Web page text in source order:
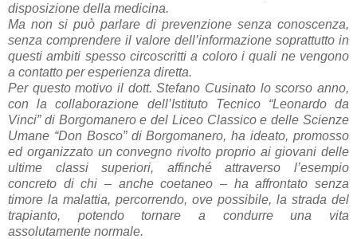
disposizione della medicina.
Ma non si può parlare di prevenzione senza conoscenza,
senza comprendere il valore dell’informazione soprattutto in
questi ambiti spesso circoscritti a coloro i quali ne vengono
a contatto per esperienza diretta.
Per questo motivo il dott. Stefano Cusinato lo scorso anno,
con la collaborazione dell’Istituto Tecnico “Leonardo da
Vinci” di Borgomanero e del Liceo Classico e delle Scienze
Umane “Don Bosco” di Borgomanero, ha ideato, promosso
ed organizzato un convegno rivolto proprio ai giovani delle
ultime classi superiori, affinché attraverso l’esempio
concreto di chi – anche coetaneo – ha affrontato senza
timore la malattia, percorrendo, ove possibile, la strada del
trapianto, potendo tornare a condurre una vita
assolutamente normale.